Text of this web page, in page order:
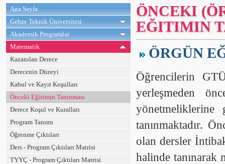
Ana Sayfa
Gebze Teknik Üniversitesi
Akademik Programlar
Matematik
Kazanılan Derece
Derecenin Düzeyi
Kabul ve Kayıt Koşulları
Önceki Eğitimin Tanınması
Derece Koşul ve Kuralları
Program Tanımı
Öğrenme Çıktıları
Ders - Program Çıktıları Matrisi
TYYÇ - Program Çıktıları Matrisi
ÖNCEKI
EĞITIMIN
ÖRGÜN
Öğrencilerin
yerleşmeden
yönetmeliklerine
tanınmaktadır.
olan dersler
halinde tanınarak